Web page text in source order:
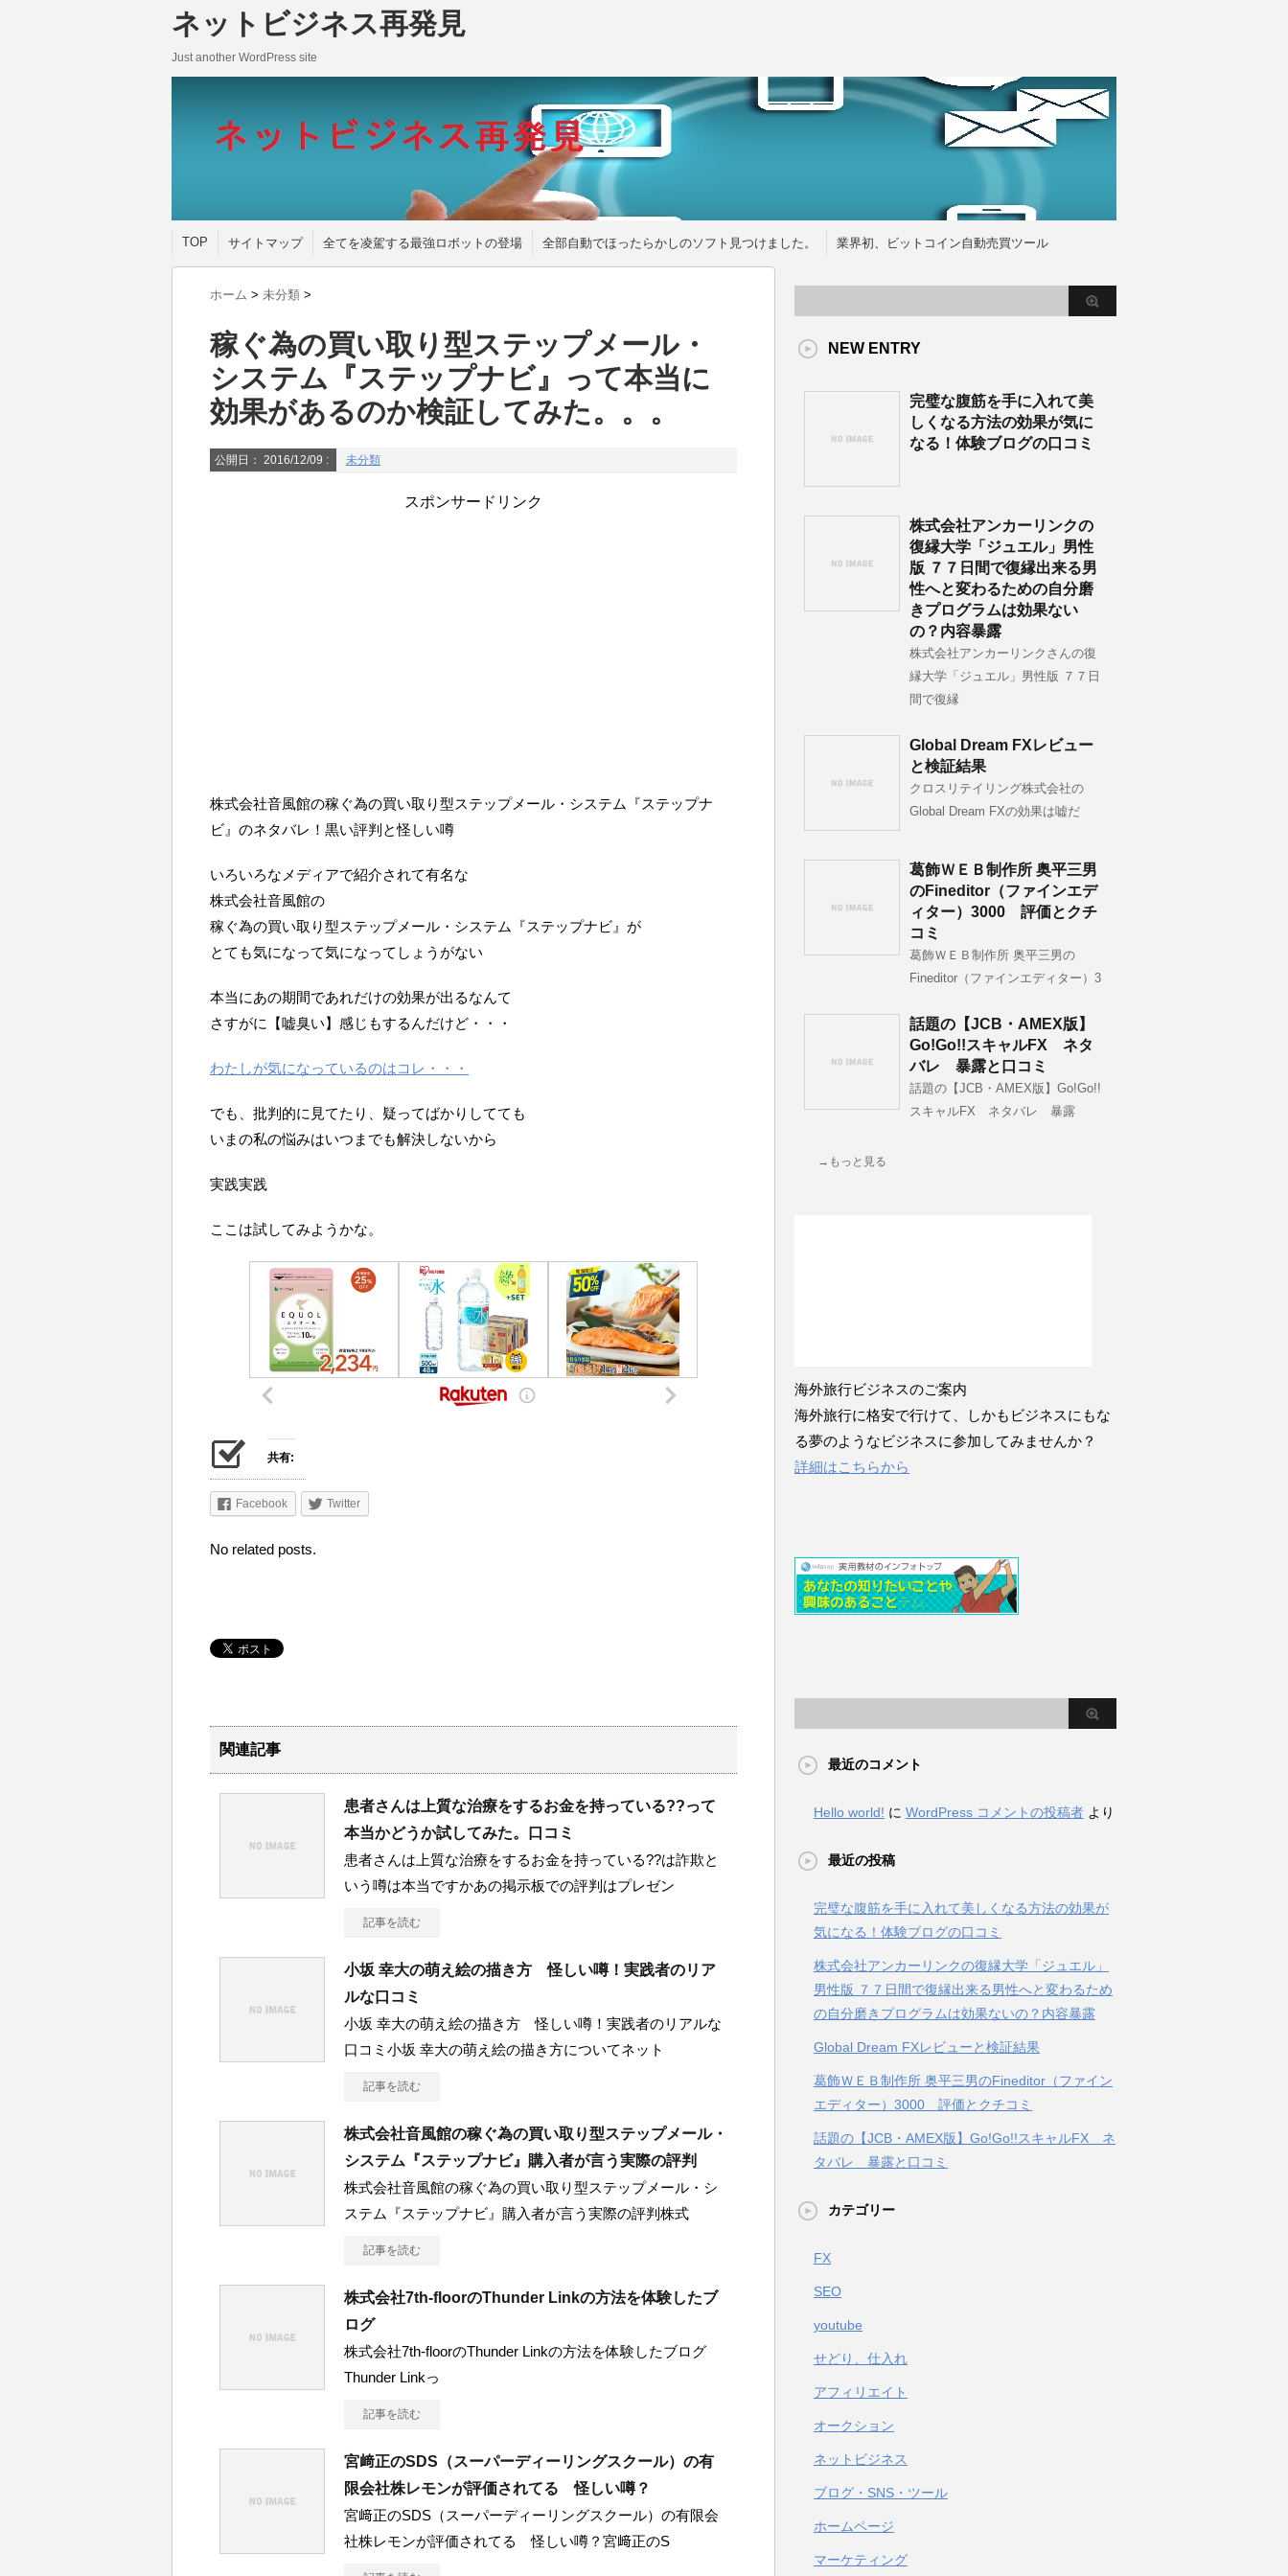
ネットビジネス再発見
Just another WordPress site
TOP サイトマップ 全てを凌駕する最強ロボットの登場 全部自動でほったらかしのソフト見つけました。 業界初、ビットコイン自動売買ツール
ホーム > 未分類 >
稼ぐ為の買い取り型ステップメール・
システム『ステップナビ』って本当に
効果があるのか検証してみた。。。
公開日： 2016/12/09 : 未分類
スポンサードリンク
株式会社音風館の稼ぐ為の買い取り型ステップメール・システム『ステップナ
ビ』のネタバレ！黒い評判と怪しい噂
いろいろなメディアで紹介されて有名な
株式会社音風館の
稼ぐ為の買い取り型ステップメール・システム『ステップナビ』が
とても気になって気になってしょうがない
本当にあの期間であれだけの効果が出るなんて
さすがに【嘘臭い】感じもするんだけど・・・
わたしが気になっているのはコレ・・・
でも、批判的に見てたり、疑ってばかりしてても
いまの私の悩みはいつまでも解決しないから
実践実践
ここは試してみようかな。
共有:
Facebook Twitter
No related posts.
関連記事
患者さんは上質な治療をするお金を持っている??って
本当かどうか試してみた。口コミ
患者さんは上質な治療をするお金を持っている??は詐欺と
いう噂は本当ですかあの掲示板での評判はプレゼン
記事を読む
小坂 幸大の萌え絵の描き方 怪しい噂！実践者のリア
ルな口コミ
小坂 幸大の萌え絵の描き方 怪しい噂！実践者のリアルな
口コミ小坂 幸大の萌え絵の描き方についてネット
記事を読む
株式会社音風館の稼ぐ為の買い取り型ステップメール・
システム『ステップナビ』購入者が言う実際の評判
株式会社音風館の稼ぐ為の買い取り型ステップメール・シ
ステム『ステップナビ』購入者が言う実際の評判株式
記事を読む
株式会社7th-floorのThunder Linkの方法を体験したブ
ログ
株式会社7th-floorのThunder Linkの方法を体験したブログ
Thunder Linkっ
記事を読む
宮﨑正のSDS（スーパーディーリングスクール）の有
限会社株レモンが評価されてる 怪しい噂？
宮﨑正のSDS（スーパーディーリングスクール）の有限会
社株レモンが評価されてる 怪しい噂？宮﨑正のS
NEW ENTRY
完璧な腹筋を手に入れて美
しくなる方法の効果が気に
なる！体験ブログの口コミ
株式会社アンカーリンクの
復縁大学「ジュエル」男性
版 ７７日間で復縁出来る男
性へと変わるための自分磨
きプログラムは効果ない
の？内容暴露
株式会社アンカーリンクさんの復
縁大学「ジュエル」男性版 ７７日
間で復縁
Global Dream FXレビュー
と検証結果
クロスリテイリング株式会社の
Global Dream FXの効果は嘘だ
葛飾ＷＥＢ制作所 奥平三男
のFineditor（ファインエデ
ィター）3000 評価とクチ
コミ
葛飾ＷＥＢ制作所 奥平三男の
Fineditor（ファインエディター）3
話題の【JCB・AMEX版】
Go!Go!!スキャルFX ネタ
バレ 暴露と口コミ
話題の【JCB・AMEX版】Go!Go!!
スキャルFX ネタバレ 暴露
→もっと見る
海外旅行ビジネスのご案内
海外旅行に格安で行けて、しかもビジネスにもな
る夢のようなビジネスに参加してみませんか？
詳細はこちらから
最近のコメント
Hello world! に WordPress コメントの投稿者 より
最近の投稿
完璧な腹筋を手に入れて美しくなる方法の効果が
気になる！体験ブログの口コミ
株式会社アンカーリンクの復縁大学「ジュエル」
男性版 ７７日間で復縁出来る男性へと変わるため
の自分磨きプログラムは効果ないの？内容暴露
Global Dream FXレビューと検証結果
葛飾ＷＥＢ制作所 奥平三男のFineditor（ファイン
エディター）3000 評価とクチコミ
話題の【JCB・AMEX版】Go!Go!!スキャルFX ネ
タバレ 暴露と口コミ
カテゴリー
FX
SEO
youtube
せどり、仕入れ
アフィリエイト
オークション
ネットビジネス
ブログ・SNS・ツール
ホームページ
マーケティング